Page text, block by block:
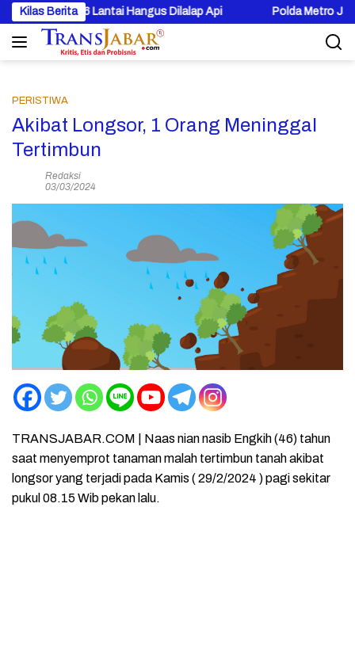
Langsung
ke
konten
Kilas Berita
6 Lantai Hangus Dilalap Api Polda Metro Jaya
PERISTIWA
Akibat Longsor, 1 Orang Meninggal
Tertimbun
Redaksi
03/03/2024
TRANSJABAR.COM | Naas nian nasib Engkih (46) tahun
saat menyemprot tanaman malah tertimbun tanah akibat
longsor yang terjadi pada Kamis ( 29/2/2024 ) pagi sekitar
pukul 08.15 Wib pekan lalu.